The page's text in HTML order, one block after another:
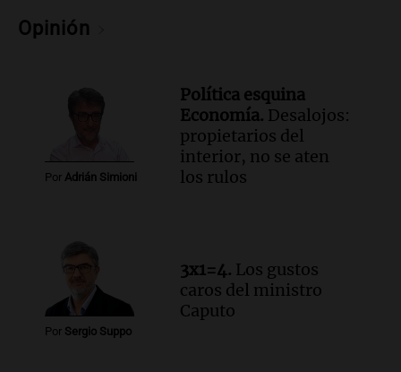
Audio.
Edición 2026
Episodios
Femicidio por fuego en el auto:
qué dijo la defensa del esposo acusado
Radioinforme 3
Audio.
estatal: la SENAF asegura que se enteró
por los medios
Radioinforme 3
Episodios
Opinión
Por Adrián Simioni
Política esquina
Economía. Desalojos:
propietarios del
interior, no se aten
los rulos
Por Sergio Suppo
3x1=4. Los gustos
caros del ministro
Caputo